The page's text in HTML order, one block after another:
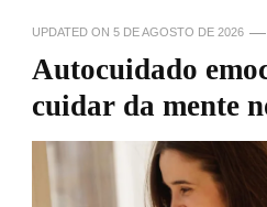
UPDATED ON 5 DE AGOSTO DE 2026
Autocuidado
cuidar da mente